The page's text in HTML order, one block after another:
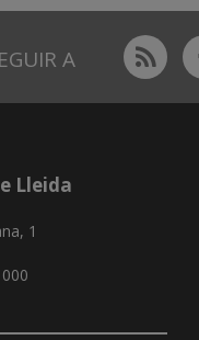
A Rss
Lleida
1